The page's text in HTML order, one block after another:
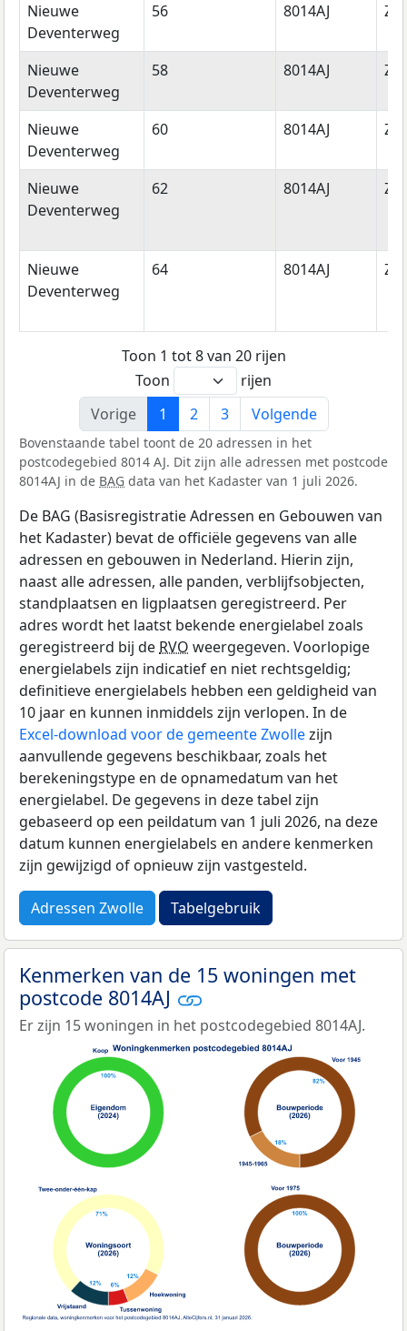
Nieuwe
Deventerweg
56 8014AJ
Nieuwe
Deventerweg
58 8014AJ
Nieuwe
Deventerweg
60 8014AJ
Nieuwe
Deventerweg
62 8014AJ
Nieuwe
Deventerweg
64 8014AJ
Toon 1 tot 8 van 20 rijen
Toon
rijen
Vorige
1 2 3 Volgende
Bovenstaande tabel toont de 20 adressen in het
postcodegebied 8014 AJ. Dit zijn alle adressen met postcode
8014AJ in de BAG data van het Kadaster van 1 juli 2026.
De BAG (Basisregistratie Adressen en Gebouwen van
het Kadaster) bevat de officiële gegevens van alle
adressen en gebouwen in Nederland. Hierin zijn,
naast alle adressen, alle panden, verblijfsobjecten,
standplaatsen en ligplaatsen geregistreerd. Per
adres wordt het laatst bekende energielabel zoals
geregistreerd bij de RVO weergegeven. Voorlopige
energielabels zijn indicatief en niet rechtsgeldig;
definitieve energielabels hebben een geldigheid van
10 jaar en kunnen inmiddels zijn verlopen. In de
Excel-download voor de gemeente Zwollezijn
aanvullende gegevens beschikbaar, zoals het
berekeningstype en de opnamedatum van het
energielabel. De gegevens in deze tabel zijn
gebaseerd op een peildatum van 1 juli 2026, na deze
datum kunnen energielabels en andere kenmerken
zijn gewijzigd of opnieuw zijn vastgesteld.
Adressen Zwolle Tabelgebruik
Kenmerken van de 15 woningen met
postcode 8014AJ
Er zijn 15 woningen in het postcodegebied 8014AJ.